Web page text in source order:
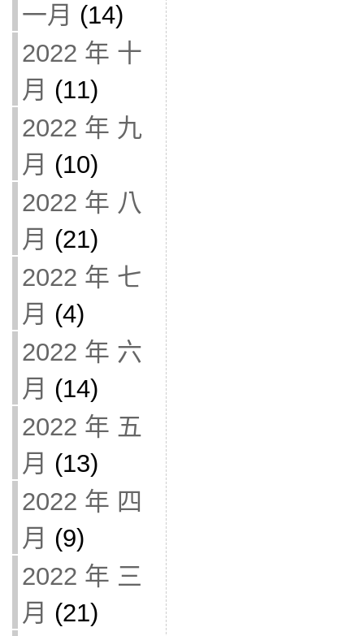
一月 (14)
2022 年 十
月 (11)
2022 年 九
月 (10)
2022 年 八
月 (21)
2022 年 七
月 (4)
2022 年 六
月 (14)
2022 年 五
月 (13)
2022 年 四
月 (9)
2022 年 三
月 (21)